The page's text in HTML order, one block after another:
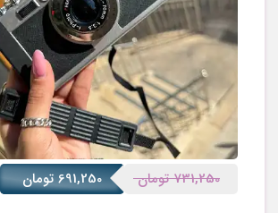
731,250 تومان 691,250 تومان